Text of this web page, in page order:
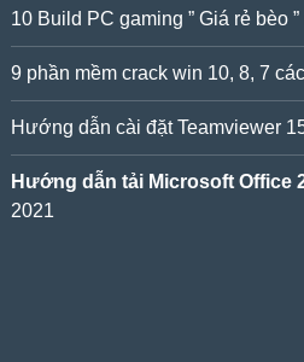
10 Build PC gaming ” Giá rẻ bèo
9 phần mềm crack win 10, 8, 7
Hướng dẫn cài đặt Teamviewer
Hướng dẫn tải Microsoft Office
2021